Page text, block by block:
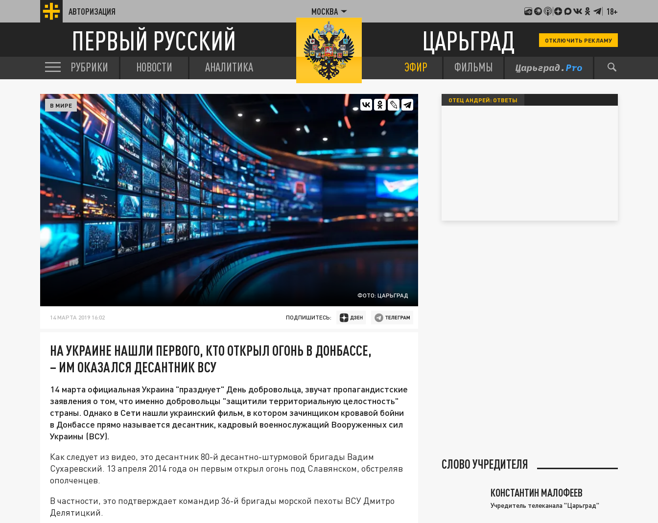
АВТОРИЗАЦИЯ МОСКВА 18+
ПЕРВЫЙ РУССКИЙ ЦАРЬГРАД ОТКЛЮЧИТЬ РЕКЛАМУ
РУБРИКИ НОВОСТИ АНАЛИТИКА ЭФИР ФИЛЬМЫ
ФОТО: ЦАРЬГРАД
В МИРЕ
14 МАРТА 2019 16:02 ПОДПИШИТЕСЬ:
НА УКРАИНЕ НАШЛИ ПЕРВОГО, КТО ОТКРЫЛ ОГОНЬ В ДОНБАССЕ,
– ИМ ОКАЗАЛСЯ ДЕСАНТНИК ВСУ
14 марта официальная Украина "празднует" День добровольца, звучат пропагандистские
заявления о том, что именно добровольцы "защитили территориальную целостность"
страны. Однако в Сети нашли украинский фильм, в котором зачинщиком кровавой бойни
в Донбассе прямо называется десантник, кадровый военнослужащий Вооруженных сил
Украины (ВСУ).
Как следует из видео, это десантник 80-й десантно-штурмовой бригады Вадим
Сухаревский. 13 апреля 2014 года он первым открыл огонь под Славянском, обстреляв
ополченцев.
В частности, это подтверждает командир 36-й бригады морской пехоты ВСУ Дмитро
Делятицкий.
ОТЕЦ АНДРЕЙ: ОТВЕТЫ
СЛОВО УЧРЕДИТЕЛЯ
КОНСТАНТИН МАЛОФЕЕВ
Учредитель телеканала "Царьград"